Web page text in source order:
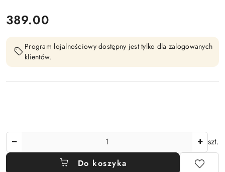
cena:
389.00
Program lojalnościowy dostępny jest tylko dla zalogowanych
klientów.
szt.
Do koszyka